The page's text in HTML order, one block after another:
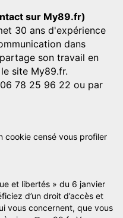
sur My89.fr)
30 ans d'expérience
dans
son travail en
site My89.fr.
78 25 96 22 ou par
cookie censé vous profiler
et libertés » du 6 janvier
d’un droit d’accès et
vous concernent, que vous